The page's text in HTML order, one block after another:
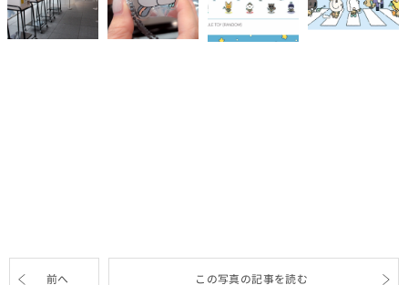
前へ この写真の記事を読む